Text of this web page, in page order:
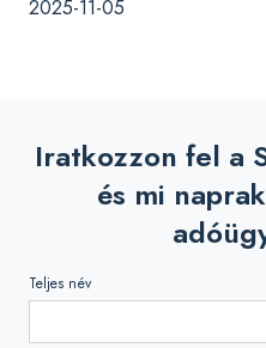
2025-11-05
Iratkozzon fel a
és mi
Teljes név